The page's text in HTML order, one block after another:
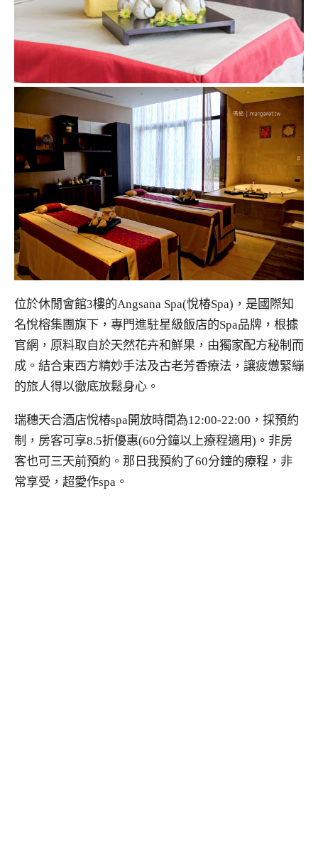
位於休閒會館3樓的Angsana Spa(悅椿Spa)，是國際知
名悅榕集團旗下，專門進駐星級飯店的Spa品牌，根據
官網，原料取自於天然花卉和鮮果，由獨家配方秘制而
成。結合東西方精妙手法及古老芳香療法，讓疲憊緊繃
的旅人得以徹底放鬆身心。
瑞穗天合酒店悅椿spa開放時間為12:00-22:00，採預約
制，房客可享8.5折優惠(60分鐘以上療程適用)。非房
客也可三天前預約。那日我預約了60分鐘的療程，非
常享受，超愛作spa。